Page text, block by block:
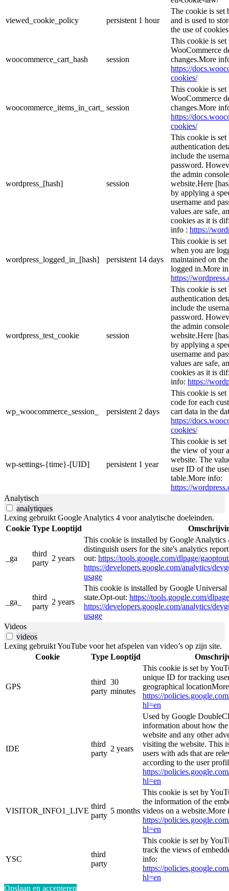
viewed_cookie_policy persistent 1 hour
The cookie is set
and is used to
the use of
woocommerce_cart_hash session
This cookie is set
WooCommerce
changes.More
https://
cookies/
woocommerce_items_in_cart_ session
This cookie is set
WooCommerce
changes.More
https://
cookies/
wordpress_[hash] session
This cookie is set
authentication
include the
password.
the admin
website.Here
by applying a
username and
values are safe,
cookies as it is
info : https://
wordpress_logged_in_[hash] persistent 14 days
This cookie is set
when you are
maintained on
logged in.More
https://
wordpress_test_cookie session
This cookie is set
authentication
include the
password.
the admin
website.Here
by applying a
username and
values are safe,
cookies as it is
info: https://
wp_woocommerce_session_ persistent 2 days
This cookie is
code for each
cart data in the
https://
cookies/
wp-settings-{time}-[UID] persistent 1 year
This cookie is set
the view of your
website. The
user ID of the
table.More info:
https://
Analytisch
analytiques
Lexing gebruikt Google Analytics 4 voor analytische doeleinden.
Cookie Type Looptijd
_ga
third
party
2 years
This cookie is installed by Google Analytics
distinguish users for the site's analytics
out: https://tools.google.com/dlpage/
https://developers.google.com/analytics/
usage
_ga_
third
party
2 years
This cookie is installed by Google Universal
state.Opt-out: https://tools.google.com/
https://developers.google.com/analytics/
usage
Videos
videos
Lexing gebruikt YouTube voor het afspelen van video’s op zijn site.
Cookie
Type Looptijd
GPS
third
party
30
minutes
This cookie is set by
unique ID for tracking
geographical
https://
hl=en
IDE
third
party
2 years
Used by Google
information about how the
website and any other
visiting the website. This
users with ads that are
according to the user
https://
hl=en
VISITOR_INFO1_LIVE
third
party
5 months
This cookie is set by
the information of the
videos on a website.More
https://
hl=en
YSC
third
party
This cookie is set by
track the views of
info:
https://
hl=en
Opslaan en accepteren